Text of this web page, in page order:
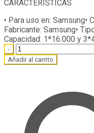
CARACTERÍSTICAS
• Para uso en: Samsung•
Fabricante: Samsung•
Capacidad: 1*16.000 y
Quantity
Añadir al carrito